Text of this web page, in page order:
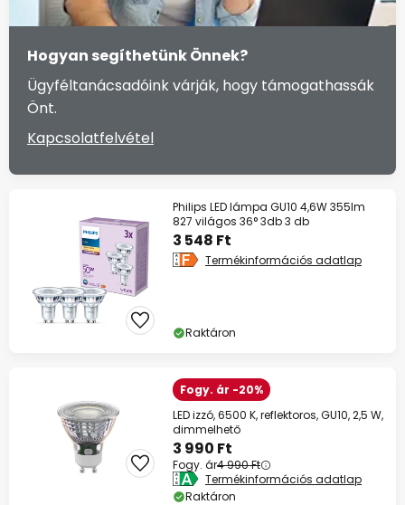
Hogyan segíthetünk Önnek?
Ügyféltanácsadóink várják, hogy támogathassák
Önt.
Kapcsolatfelvétel
Philips LED lámpa GU10 4,6W 355lm
827 világos 36° 3db 3 db
3 548 Ft
Termékinformációs adatlap
Raktáron
Fogy. ár -20%
LED izzó, 6500 K, reflektoros, GU10, 2,5 W,
dimmelhető
3 990 Ft
Fogy. ár4 990 Ft
Termékinformációs adatlap
Raktáron